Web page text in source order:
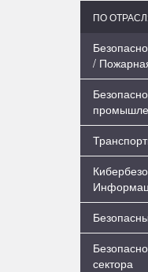
ПО
/
сектора